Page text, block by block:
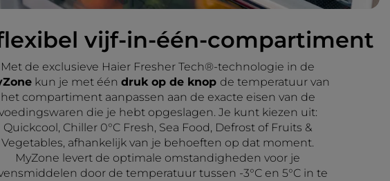
vijf-in-één-compartiment
Met de exclusieve Haier Fresher Tech®-technologie in de
kun je met één druk op de knop de temperatuur van
het compartiment aanpassen aan de exacte eisen van de
die je hebt opgeslagen. Je kunt kiezen uit:
Quickcool, Chiller 0°C Fresh, Sea Food, Defrost of Fruits &
Vegetables, afhankelijk van je behoeften op dat moment.
MyZone levert de optimale omstandigheden voor je
door de temperatuur tussen -3°C en 5°C in te